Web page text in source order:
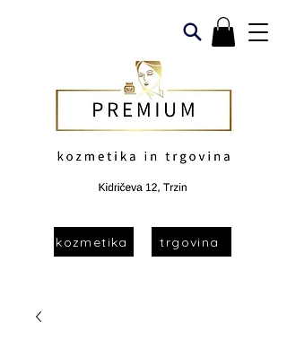
trgovina
kozmetika